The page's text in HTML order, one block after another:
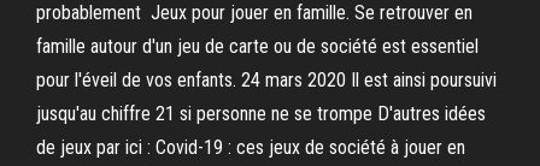
probablement Jeux pour jouer en famille. Se retrouver en
famille autour d'un jeu de carte ou de société est essentiel
pour l'éveil de vos enfants. 24 mars 2020 Il est ainsi poursuivi
jusqu'au chiffre 21 si personne ne se trompe D'autres idées
de jeux par ici : Covid-19 : ces jeux de société à jouer en